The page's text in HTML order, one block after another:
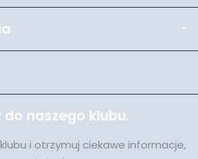
do naszego klubu.
i otrzymuj ciekawe informacje,